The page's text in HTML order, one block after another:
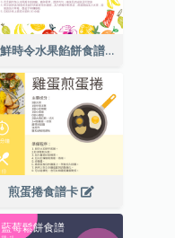
新鮮時令水果餡餅食譜卡
煎蛋捲食譜卡